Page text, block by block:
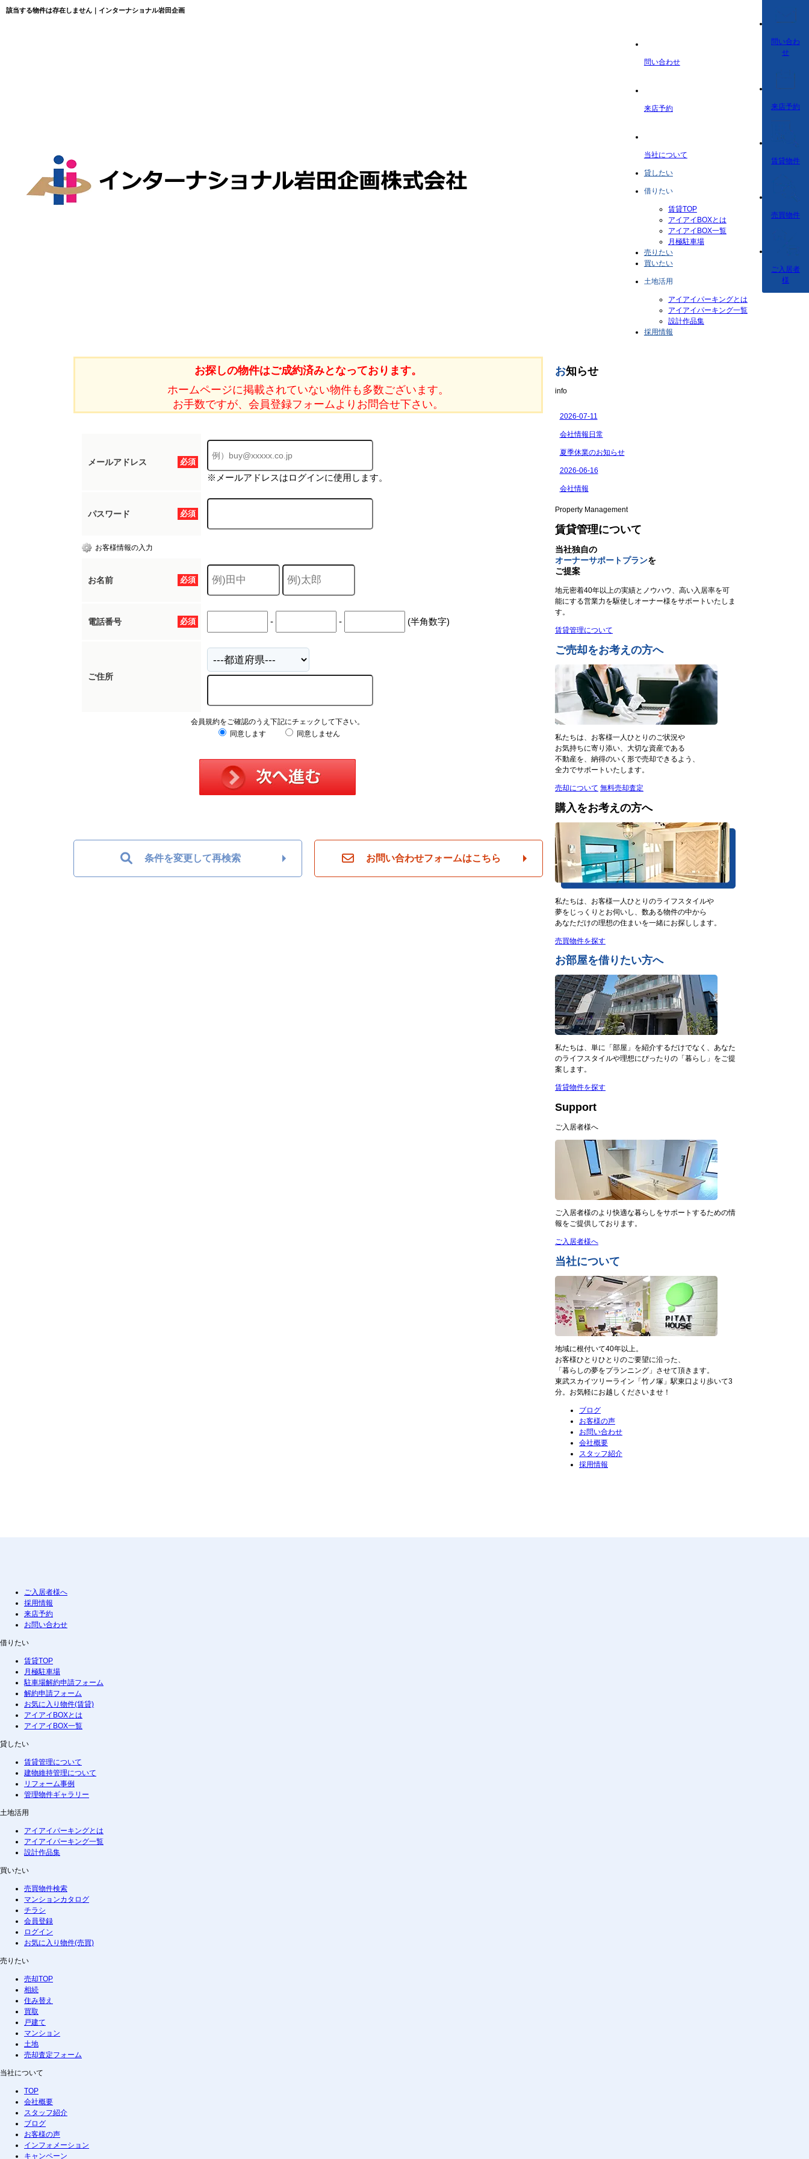
該当する物件は存在しません｜インターナショナル岩田企画
問い合わせ
来店予約
当社について
貸したい
借りたい
賃貸TOP
アイアイBOXとは
アイアイBOX一覧
月極駐車場
売りたい
買いたい
土地活用
アイアイパーキングとは
アイアイパーキング一覧
設計作品集
採用情報
問い合わ
せ
来店予約
賃貸物件
売買物件
ご入居者
様
お探しの物件はご成約済みとなっております。
ホームページに掲載されていない物件も多数ございます。
お手数ですが、会員登録フォームよりお問合せ下さい。
必須
メールアドレス
※メールアドレスはログインに使用します。
必須
パスワード
お客様情報の入力
必須
お名前
必須
電話番号 - - (半角数字)
ご住所
会員規約をご確認のうえ下記にチェックして下さい。
同意します
同意しません
条件を変更して再検索 お問い合わせフォームはこちら
お知らせ
info
Property Management
賃貸管理について
当社独自の
オーナーサポートプランを
ご提案
地元密着40年以上の実績とノウハウ、高い入居率を可
能にする営業力を駆使しオーナー様をサポートいたしま
す。
賃貸管理について
ご売却をお考えの方へ
私たちは、お客様一人ひとりのご状況や
お気持ちに寄り添い、大切な資産である
不動産を、納得のいく形で売却できるよう、
全力でサポートいたします。
売却について 無料売却査定
購入をお考えの方へ
私たちは、お客様一人ひとりのライフスタイルや
夢をじっくりとお伺いし、数ある物件の中から
あなただけの理想の住まいを一緒にお探しします。
売買物件を探す
お部屋を借りたい方へ
私たちは、単に「部屋」を紹介するだけでなく、あなた
のライフスタイルや理想にぴったりの「暮らし」をご提
案します。
賃貸物件を探す
Support
ご入居者様へ
ご入居者様のより快適な暮らしをサポートするための情
報をご提供しております。
ご入居者様へ
当社について
地域に根付いて40年以上。
お客様ひとりひとりのご要望に沿った、
「暮らしの夢をプランニング」させて頂きます。
東武スカイツリーライン「竹ノ塚」駅東口より歩いて3
分。お気軽にお越しくださいませ！
ブログ
お客様の声
お問い合わせ
会社概要
スタッフ紹介
採用情報
ご入居者様へ
採用情報
来店予約
お問い合わせ
借りたい
賃貸TOP
月極駐車場
駐車場解約申請フォーム
解約申請フォーム
お気に入り物件(賃貸)
アイアイBOXとは
アイアイBOX一覧
貸したい
賃貸管理について
建物維持管理について
リフォーム事例
管理物件ギャラリー
土地活用
アイアイパーキングとは
アイアイパーキング一覧
設計作品集
買いたい
売買物件検索
マンションカタログ
チラシ
会員登録
ログイン
お気に入り物件(売買)
売りたい
売却TOP
相続
住み替え
買取
戸建て
マンション
土地
売却査定フォーム
当社について
TOP
会社概要
スタッフ紹介
ブログ
お客様の声
インフォメーション
キャンペーン